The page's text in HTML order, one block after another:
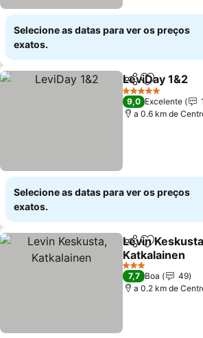
Selecione as datas para ver os preços
exatos.
PartilharAdicionar
LeviDay 1&2
5 Estrelas
9,0 Excelente
a 0.6 km de
Selecione as datas para ver os preços
exatos.
PartilharAdicionar
Levin
Katkalainen
Ver preços
3 Estrelas
7,7 Boa
49
a 0.2 km de